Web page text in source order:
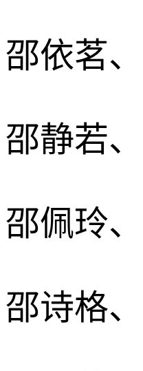
邵依茗
邵静若
邵佩玲
邵诗格